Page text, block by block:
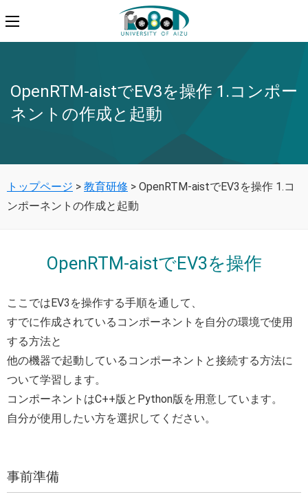
OpenRTM-aistでEV3を操作 1.コンポー
ネントの作成と起動
トップページ > 教育研修 > OpenRTM-aistでEV3を操作 1.コ
ンポーネントの作成と起動
OpenRTM-aistでEV3を操作
ここではEV3を操作する手順を通して、
すでに作成されているコンポーネントを自分の環境で使用
する方法と
他の機器で起動しているコンポーネントと接続する方法に
ついて学習します。
コンポーネントはC++版とPython版を用意しています。
自分が使用したい方を選択してください。
事前準備